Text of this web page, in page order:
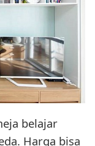
belajar
Harga bisa